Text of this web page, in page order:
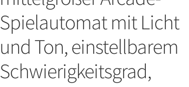
Spielautomat mit Licht
und Ton, einstellbarem
Schwierigkeitsgrad,